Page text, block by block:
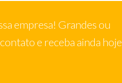
empresa! Grandes ou
e receba ainda hoje